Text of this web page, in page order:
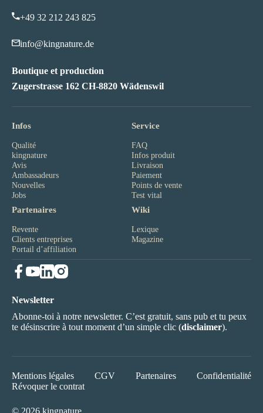
+49 32 212 243 825
info@kingnature.de
Boutique et production
Zugerstrasse 162 CH-8820 Wädenswil
Infos
Qualité
kingnature
Avis
Ambassadeurs
Nouvelles
Jobs
Service
FAQ
Infos produit
Livraison
Paiement
Points de vente
Test vital
Partenaires
Revente
Clients entreprises
Portail d’affiliation
Wiki
Lexique
Magazine
Newsletter
Abonne-toi à notre newsletter. C’est gratuit, sans pub et tu peux
te désinscrire à tout moment d’un simple clic (disclaimer).
Mentions légales CGV Partenaires
Confidentialité
Révoquer le contrat
© 2026 kingnature